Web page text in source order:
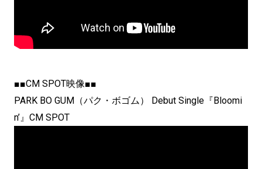
■■CM SPOT映像■■
PARK BO GUM（パク・ボゴム） Debut Single『Bloomi
n’』CM SPOT